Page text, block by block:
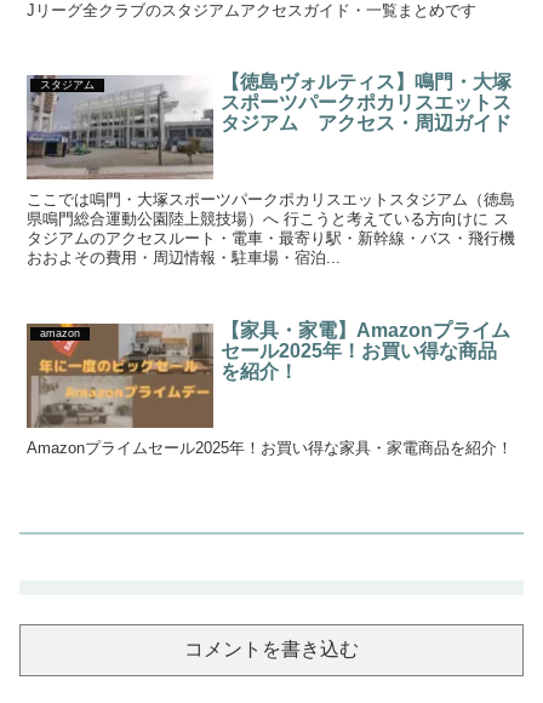
Jリーグ全クラブのスタジアムアクセスガイド・一覧まとめです
スタジアム
【徳島ヴォルティス】鳴門・大塚
スポーツパークポカリスエットス
タジアム アクセス・周辺ガイド
ここでは鳴門・大塚スポーツパークポカリスエットスタジアム（徳島
県鳴門総合運動公園陸上競技場）へ 行こうと考えている方向けに ス
タジアムのアクセスルート・電車・最寄り駅・新幹線・バス・飛行機
おおよその費用・周辺情報・駐車場・宿泊...
amazon
【家具・家電】Amazonプライム
セール2025年！お買い得な商品
を紹介！
Amazonプライムセール2025年！お買い得な家具・家電商品を紹介！
コメントを書き込む